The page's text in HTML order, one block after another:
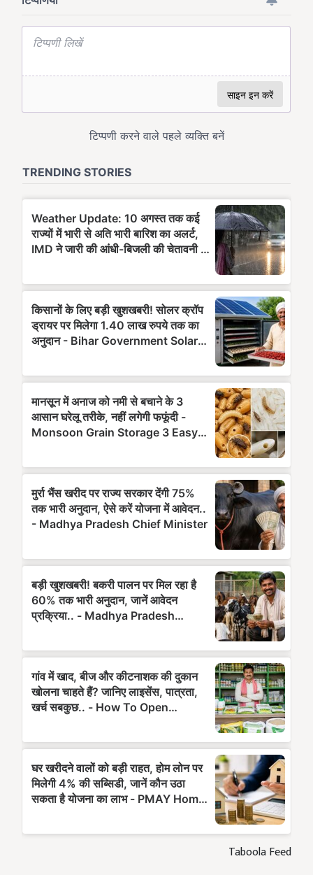
Taboola Feed